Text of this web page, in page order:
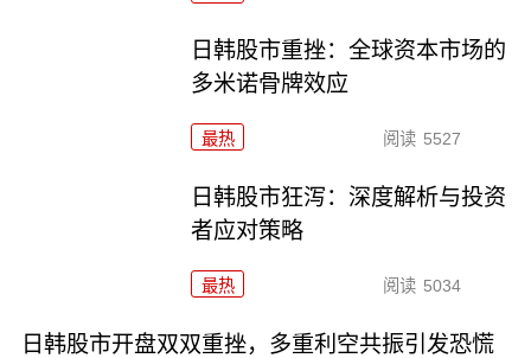
日韩股市重挫：全球资本市场的
多米诺骨牌效应
最热 阅读 5527
日韩股市狂泻：深度解析与投资
者应对策略
最热 阅读 5034
日韩股市开盘双双重挫，多重利空共振引发恐慌